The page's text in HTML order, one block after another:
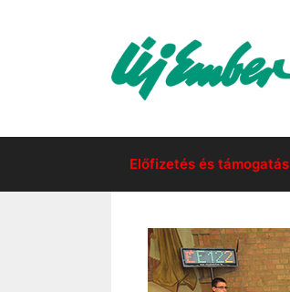
Előfizetés és támogatás